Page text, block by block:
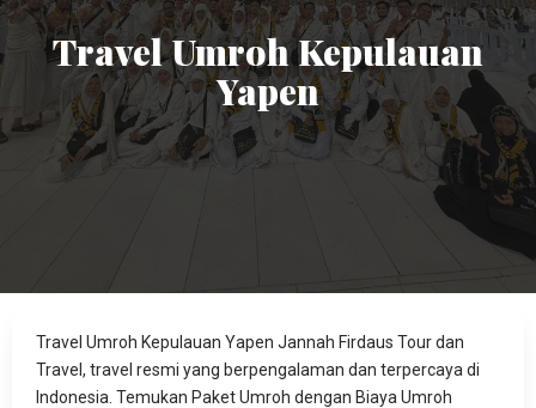
Travel Umroh Kepulauan
Yapen
Travel Umroh Kepulauan Yapen Jannah Firdaus Tour dan
Travel, travel resmi yang berpengalaman dan terpercaya di
Indonesia. Temukan Paket Umroh dengan Biaya Umroh